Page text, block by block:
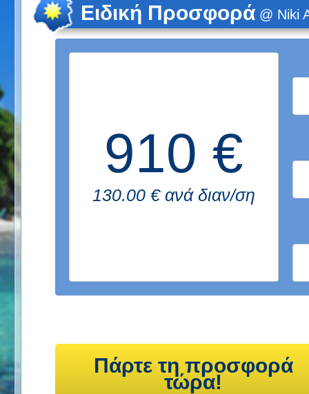
Ειδική Προσφορά @ Niki
910 €
130.00 € ανά διαν/ση
Πάρτε τη προσφορά
τώρα!